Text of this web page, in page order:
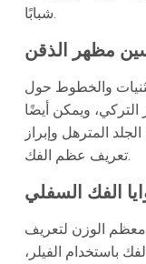
شبابًا.
مظهر الذقن
والخطوط حول
التركي، ويمكن أيضًا
المترهل وإبراز
تعريف عظم الفك.
الفك السفلي
معظم الوزن لتعريف
باستخدام الفيلر،